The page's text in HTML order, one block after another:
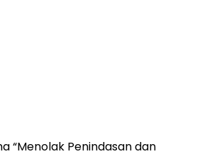
“Menolak Penindasan dan